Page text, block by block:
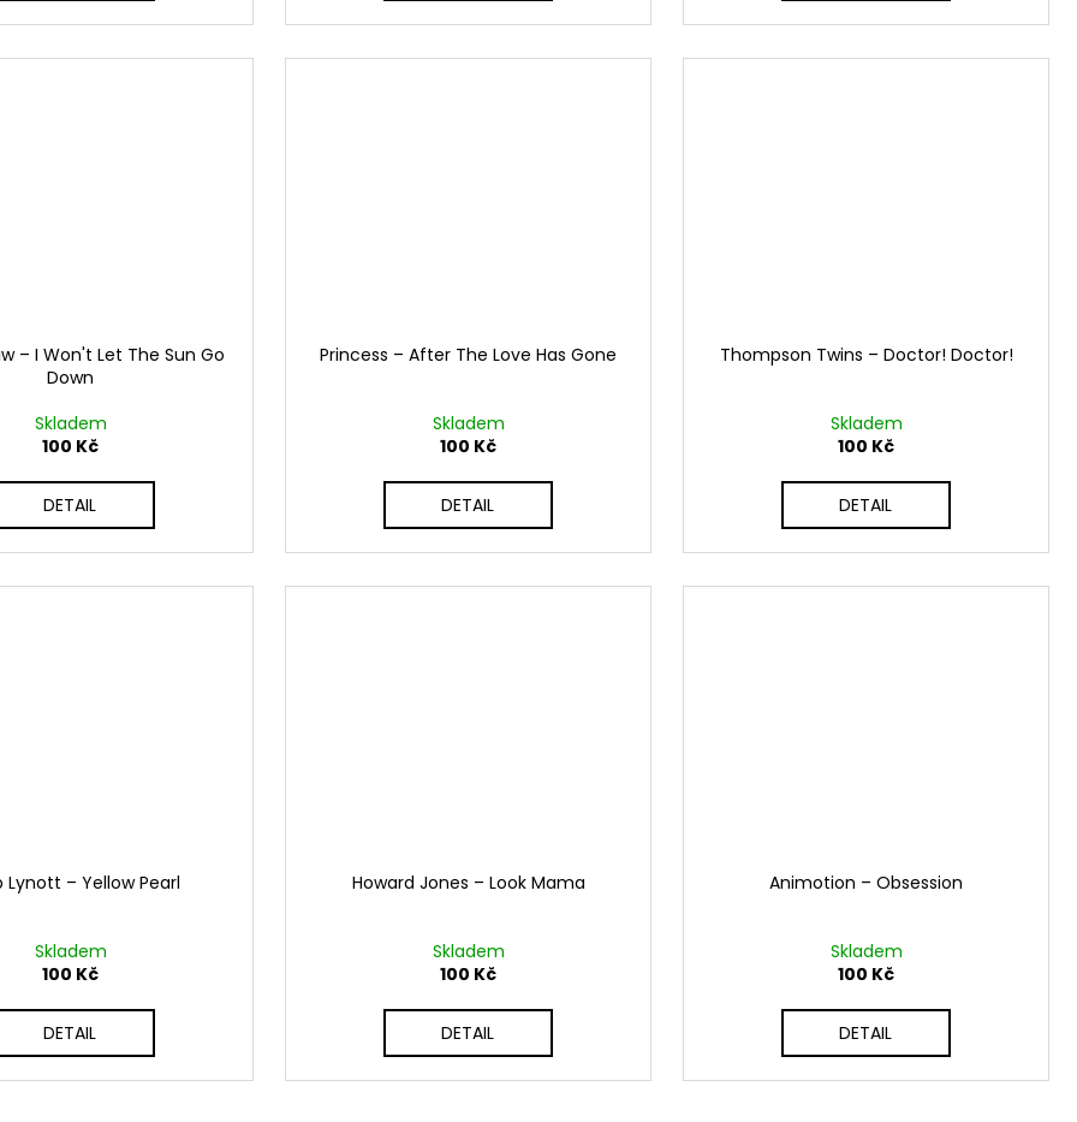
‎– I Won't Let The Sun Go
Down
Skladem
100 Kč
DETAIL
Princess ‎– After The Love Has Gone
Skladem
100 Kč
DETAIL
Thompson Twins ‎– Doctor! Doctor!
Skladem
100 Kč
DETAIL
Lynott ‎– Yellow Pearl
Skladem
100 Kč
DETAIL
Howard Jones ‎– Look Mama
Skladem
100 Kč
DETAIL
Animotion ‎– Obsession
Skladem
100 Kč
DETAIL